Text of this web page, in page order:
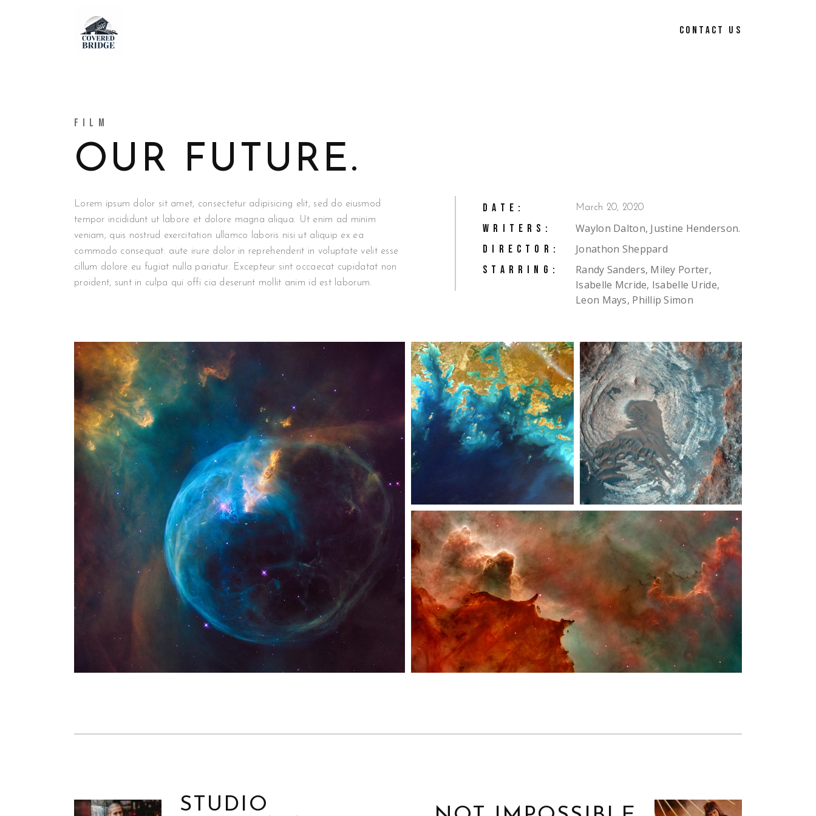
CONTACT US
FILM
OUR FUTURE.
Lorem ipsum dolor sit amet, consectetur adipisicing elit, sed do eiusmod
tempor incididunt ut labore et dolore magna aliqua. Ut enim ad minim
veniam, quis nostrud exercitation ullamco laboris nisi ut aliquip ex ea
commodo consequat. aute irure dolor in reprehenderit in voluptate velit esse
cillum dolore eu fugiat nulla pariatur. Excepteur sint occaecat cupidatat non
proident, sunt in culpa qui offi cia deserunt mollit anim id est laborum.
DATE: March 20, 2020
WRITERS: Waylon Dalton, Justine Henderson.
DIRECTOR: Jonathon Sheppard
STARRING:
Randy Sanders, Miley Porter,
Isabelle Mcride, Isabelle Uride,
Leon Mays, Phillip Simon
STUDIO